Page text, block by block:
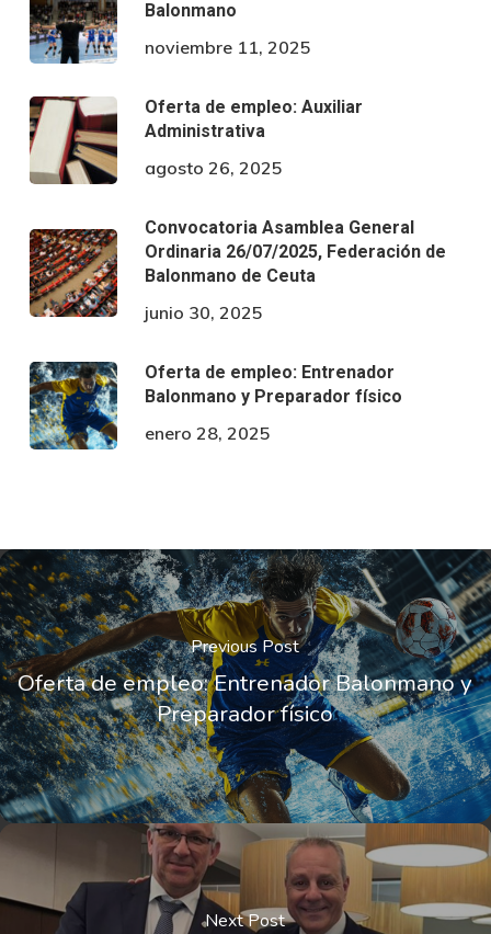
Balonmano
noviembre 11, 2025
Oferta de empleo: Auxiliar
Administrativa
agosto 26, 2025
Convocatoria Asamblea General
Ordinaria 26/07/2025, Federación de
Balonmano de Ceuta
junio 30, 2025
Oferta de empleo: Entrenador
Balonmano y Preparador físico
enero 28, 2025
Previous Post
Oferta de empleo: Entrenador Balonmano y
Preparador físico
Next Post